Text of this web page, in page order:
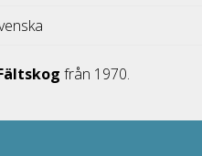
från 1970.